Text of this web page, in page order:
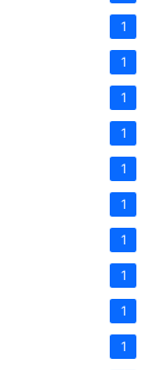
1
1
1
1
1
1
1
1
1
1